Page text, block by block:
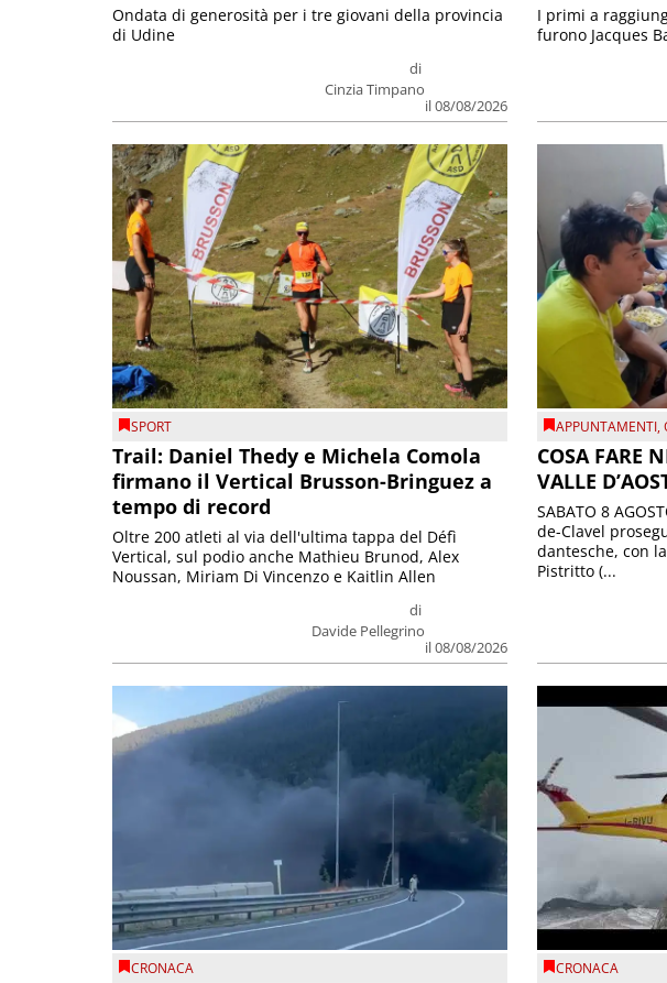
di
Cinzia Timpano
il 08/08/2026
Ondata di generosità per i tre giovani della provincia
di Udine
I primi a
furono Jacques
SPORT
Trail: Daniel Thedy e Michela Comola
firmano il Vertical Brusson-Bringuez a
tempo di record
di
Davide Pellegrino
il 08/08/2026
Oltre 200 atleti al via dell'ultima tappa del Défì
Vertical, sul podio anche Mathieu Brunod, Alex
Noussan, Miriam Di Vincenzo e Kaitlin Allen
APPUNTAMENTI,
COSA FARE
VALLE
SABATO 8
de-Clavel
dantesche, con
Pistritto (...
CRONACA CRONACA